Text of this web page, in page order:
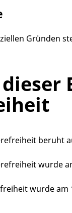
Gründen
beruht
wurde
wurde am